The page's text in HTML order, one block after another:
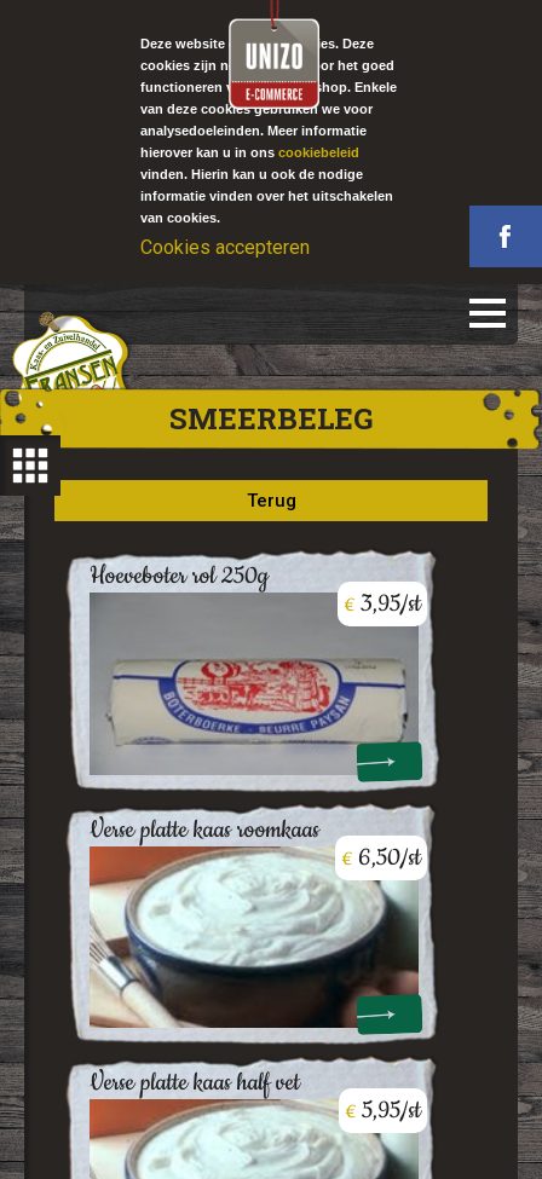
Deze website gebruikt cookies. Deze
cookies zijn noodzakelijk voor het goed
functioneren van onze webshop. Enkele
van deze cookies gebruiken we voor
analysedoeleinden. Meer informatie
hierover kan u in onscookiebeleid
vinden. Hierin kan u ook de nodige
informatie vinden over het uitschakelen
van cookies.
Cookies accepteren
SMEERBELEG
hoeveboter rol 250g
€3,95/st
verse platte kaas roomkaas
€6,50/st
verse platte kaas half vet
€5,95/st